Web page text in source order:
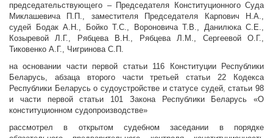
председательствующего – Председателя Конституционного Суда
Миклашевича П.П., заместителя Председателя Карпович Н.А.,
судей Бодак А.Н., Бойко Т.С., Вороновича Т.В., Данилюка С.Е.,
Козыревой Л.Г., Рябцева В.Н., Рябцева Л.М., Сергеевой О.Г.,
Тиковенко А.Г., Чигринова С.П.
на основании части первой статьи 116 Конституции Республики
Беларусь, абзаца второго части третьей статьи 22 Кодекса
Республики Беларусь о судоустройстве и статусе судей, статьи 98
и части первой статьи 101 Закона Республики Беларусь «О
конституционном судопроизводстве»
рассмотрел в открытом судебном заседании в порядке